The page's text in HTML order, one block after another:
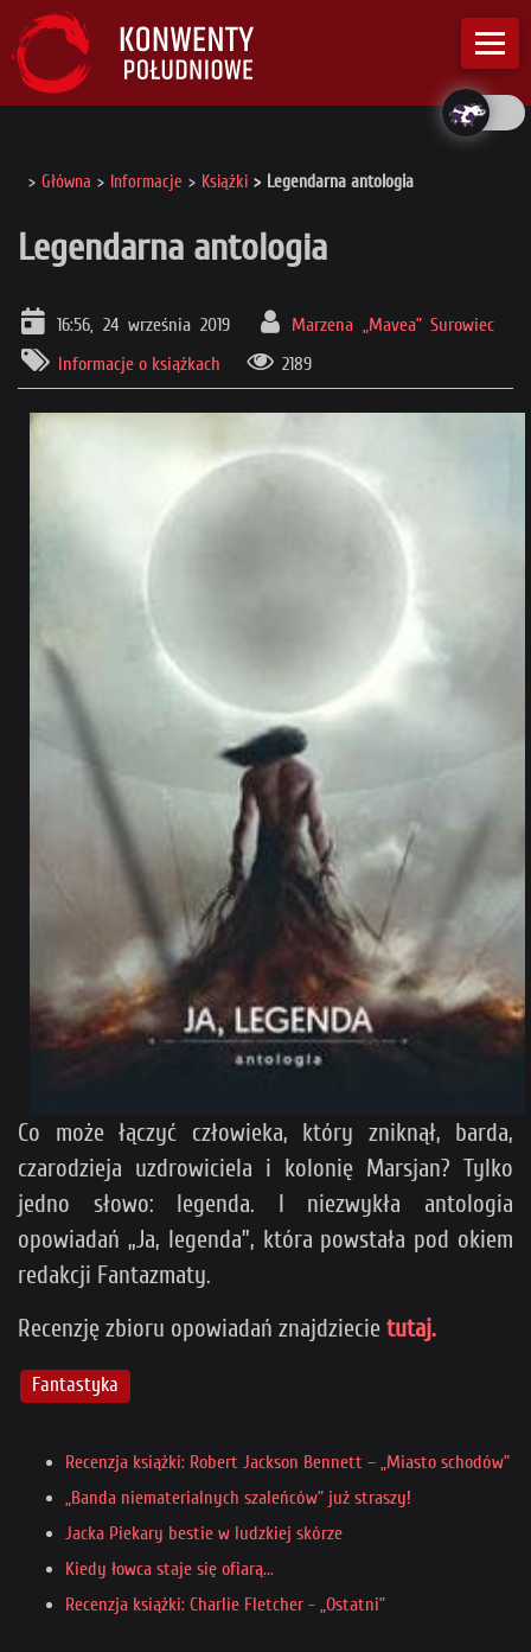
Główna Informacje Książki Legendarna antologia
Legendarna antologia
16:56, 24 września 2019
Marzena „Mavea” Surowiec
Informacje o książkach
2189
Co może łączyć człowieka, który zniknął, barda,
czarodzieja uzdrowiciela i kolonię Marsjan? Tylko
jedno słowo: legenda. I niezwykła antologia
opowiadań „Ja, legenda”, która powstała pod okiem
redakcji Fantazmaty.
Recenzję zbioru opowiadań znajdziecie tutaj.
Fantastyka
Recenzja książki: Robert Jackson Bennett – „Miasto schodów”
„Banda niematerialnych szaleńców” już straszy!
Jacka Piekary bestie w ludzkiej skórze
Kiedy łowca staje się ofiarą...
Recenzja książki: Charlie Fletcher - „Ostatni”